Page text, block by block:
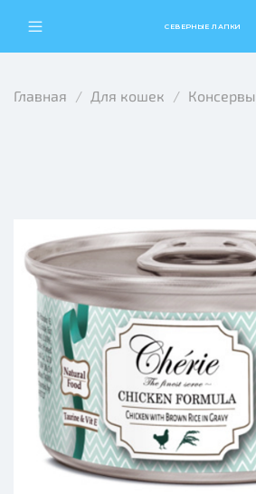
СЕВЕРНЫЕ ЛАПКИ
Главная Для кошек Консервы